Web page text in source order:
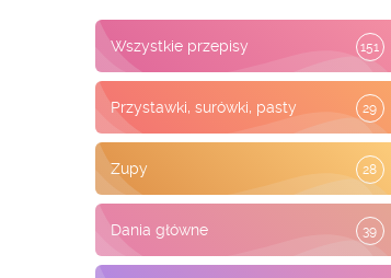
Wszystkie przepisy 151
29
Przystawki, surówki, pasty
28
Zupy
39
Dania główne